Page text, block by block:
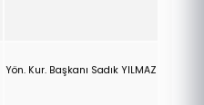
Yön. Kur. Başkanı Sadık YILMAZ